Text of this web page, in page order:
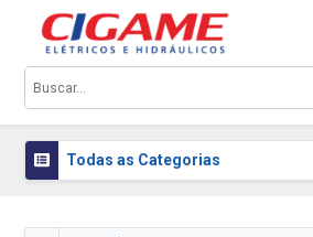
Todas as Categorias